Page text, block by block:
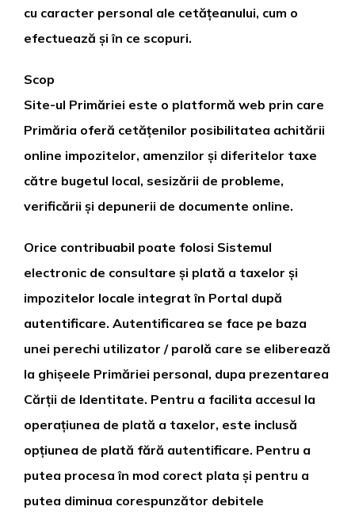
cu caracter personal ale cetățeanului, cum o
efectuează și în ce scopuri.
Scop
Site-ul Primăriei este o platformă web prin care
Primăria oferă cetățenilor posibilitatea achitării
online impozitelor, amenzilor și diferitelor taxe
către bugetul local, sesizării de probleme,
verificării și depunerii de documente online.
Orice contribuabil poate folosi Sistemul
electronic de consultare și plată a taxelor și
impozitelor locale integrat în Portal după
autentificare. Autentificarea se face pe baza
unei perechi utilizator / parolă care se eliberează
la ghișeele Primăriei personal, dupa prezentarea
Cărții de Identitate. Pentru a facilita accesul la
operațiunea de plată a taxelor, este inclusă
opțiunea de plată fără autentificare. Pentru a
putea procesa în mod corect plata și pentru a
putea diminua corespunzător debitele